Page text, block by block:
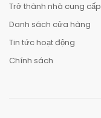
Trở thành nhà cung cấp
Danh sách cửa hàng
Tin tức hoạt động
Chính sách